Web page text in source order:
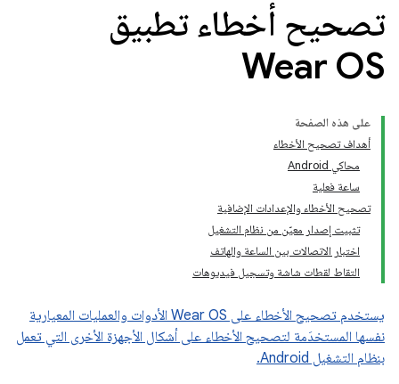
تصحيح أخطاء تطبيق
Wear OS
على هذه الصفحة
أهداف تصحيح الأخطاء
محاكي Android
ساعة فعلية
تصحيح الأخطاء والإعدادات الإضافية
تثبيت إصدار معيّن من نظام التشغيل
اختبار الاتصالات بين الساعة والهاتف
التقاط لقطات شاشة وتسجيل فيديوهات
يستخدم تصحيح الأخطاء على Wear OS الأدوات والعمليات المعيارية
نفسها المستخدَمة لتصحيح الأخطاء على أشكال الأجهزة الأخرى التي تعمل
بنظام التشغيل Android.